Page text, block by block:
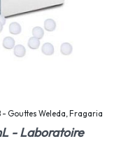
Gouttes Weleda, Fragaria
- Laboratoire